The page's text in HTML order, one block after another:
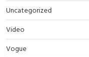
Uncategorized
Video
Vogue